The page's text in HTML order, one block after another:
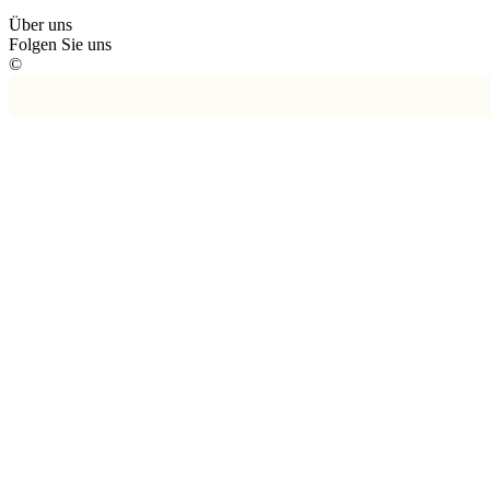
Über uns
Folgen Sie uns
©